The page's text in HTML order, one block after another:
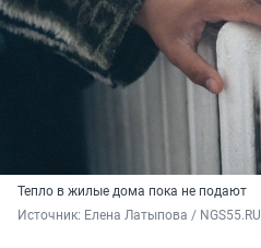
Тепло в жилые дома пока не подают
Источник: Елена Латыпова / NGS55.RU